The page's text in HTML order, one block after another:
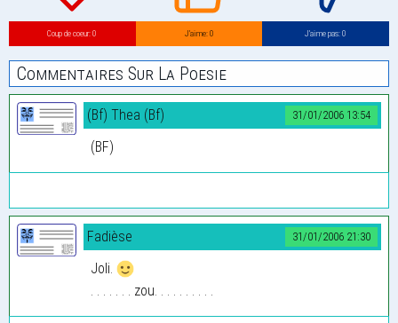
Coup de coeur: 0 J’aime: 0 J’aime pas: 0
Commentaires Sur La Poesie
31/01/2006 13:54
(Bf) Thea (Bf)
(BF)
31/01/2006 21:30
Fadièse
Joli.
. . . . . . . zou. . . . . . . . . .